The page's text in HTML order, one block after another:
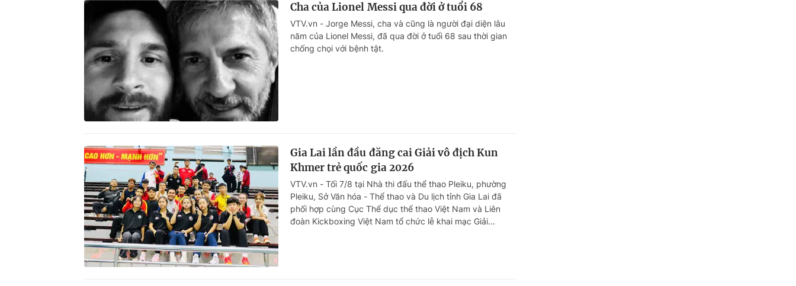
Cha của Lionel Messi qua đời ở tuổi 68
VTV.vn - Jorge Messi, cha và cũng là người đại diện lâu
năm của Lionel Messi, đã qua đời ở tuổi 68 sau thời gian
chống chọi với bệnh tật.
Gia Lai lần đầu đăng cai Giải vô địch Kun
Khmer trẻ quốc gia 2026
VTV.vn - Tối 7/8 tại Nhà thi đấu thể thao Pleiku, phường
Pleiku, Sở Văn hóa - Thể thao và Du lịch tỉnh Gia Lai đã
phối hợp cùng Cục Thể dục thể thao Việt Nam và Liên
đoàn Kickboxing Việt Nam tổ chức lễ khai mạc Giải...